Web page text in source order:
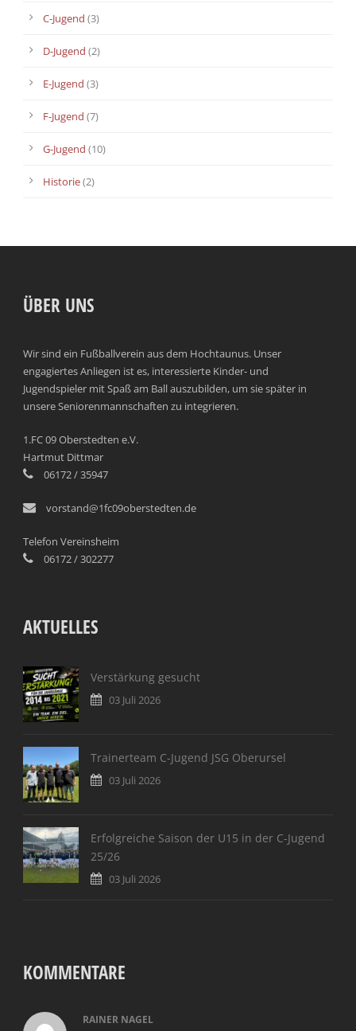
C-Jugend (3)
D-Jugend (2)
E-Jugend (3)
F-Jugend (7)
G-Jugend (10)
Historie(2)
ÜBER UNS
Wir sind ein Fußballverein aus dem Hochtaunus. Unser
engagiertes Anliegen ist es, interessierte Kinder- und
Jugendspieler mit Spaß am Ball auszubilden, um sie später in
unsere Seniorenmannschaften zu integrieren.
1.FC 09 Oberstedten e.V.
Hartmut Dittmar
06172 / 35947
vorstand@1fc09oberstedten.de
Telefon Vereinsheim
06172 / 302277
AKTUELLES
Verstärkung gesucht
03 Juli 2026
Trainerteam C-Jugend JSG Oberursel
03 Juli 2026
Erfolgreiche Saison der U15 in der C-Jugend
25/26
03 Juli 2026
KOMMENTARE
RAINER NAGEL